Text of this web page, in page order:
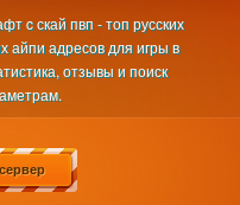
c скай пвп - топ русских
айпи адресов для игры в
отзывы и поиск